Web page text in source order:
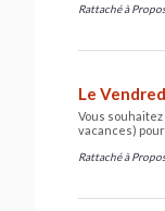
Rattaché à
Le
Vous
vacances)
Rattaché à